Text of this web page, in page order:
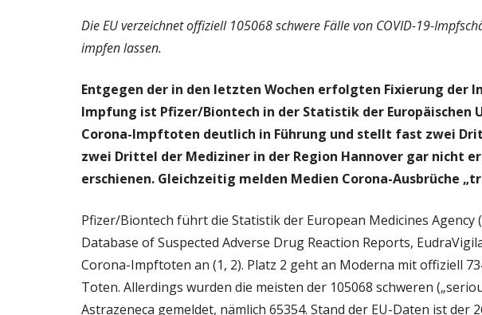
Politik
Wirtschaft
Wissenschaft
Die EU verzeichnet offiziell 105068 schwere Fälle von COVID-19-
impfen lassen.
Entgegen der in den letzten Wochen erfolgten Fixierung der
Impfung ist Pfizer/Biontech in der Statistik der Europäischen
Corona-Impftoten deutlich in Führung und stellt fast zwei
zwei Drittel der Mediziner in der Region Hannover gar nicht
erschienen. Gleichzeitig melden Medien Corona-Ausbrüche
Pfizer/Biontech führt die Statistik der European Medicines Agency
Database of Suspected Adverse Drug Reaction Reports,
Corona-Impftoten an (1, 2). Platz 2 geht an Moderna mit offiziell
Toten. Allerdings wurden die meisten der 105068 schweren
Astrazeneca gemeldet, nämlich 65354. Stand der EU-Daten ist der